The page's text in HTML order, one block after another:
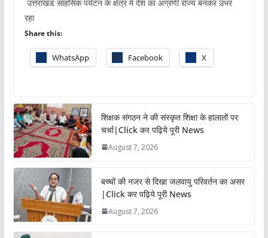
उत्तराखंड साहसिक पर्यटन के क्षेत्र में देश का अग्रणी राज्य बनकर उभर
रहा
Share this:
WhatsApp Facebook X
शिक्षक संगठन ने की संस्कृत शिक्षा के हालातों पर
चर्चा|Click कर पढ़िये पूरी News
August 7, 2026
बच्चों की नजर से दिखा जलवायु परिवर्तन का असर
|Click कर पढ़िये पूरी News
August 7, 2026